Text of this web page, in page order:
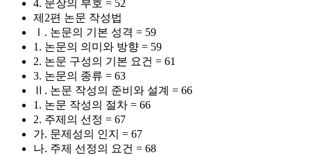
4. 문장의 부호 = 52
제2편 논문 작성법
Ⅰ. 논문의 기본 성격 = 59
1. 논문의 의미와 방향 = 59
2. 논문 구성의 기본 요건 = 61
3. 논문의 종류 = 63
Ⅱ. 논문 작성의 준비와 설계 = 66
1. 논문 작성의 절차 = 66
2. 주제의 선정 = 67
가. 문제성의 인지 = 67
나. 주제 선정의 요건 = 68